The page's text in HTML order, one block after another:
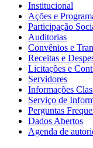
Institucional
Ações e
Participação
Auditorias
Convênios e
Receitas e
Licitações e
Servidores
Informações
Serviço de
Perguntas
Dados Abertos
Agenda de